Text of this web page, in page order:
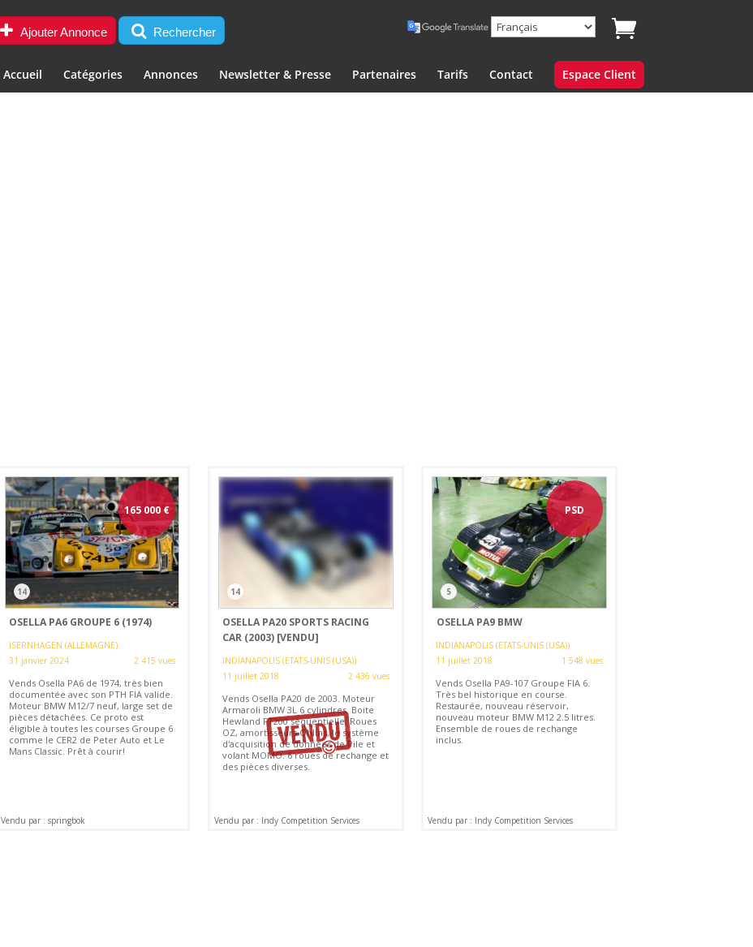
Ajouter Annonce Rechercher
Accueil Catégories Annonces Newsletter & Presse Partenaires Tarifs Contact Espace Client
165 000 €
14
OSELLA PA6 GROUPE 6 (1974)
ISERNHAGEN (ALLEMAGNE)
31 janvier 2024
2 415 vues
Vends Osella PA6 de 1974, très bien
documentée avec son PTH FIA valide.
Moteur BMW M12/7 neuf, large set de
pièces détachées. Ce proto est
éligible à toutes les courses Groupe 6
comme le CER2 de Peter Auto et Le
Mans Classic. Prêt à courir!
Vendu par : springbok
14
OSELLA PA20 SPORTS RACING
CAR (2003) [VENDU]
INDIANAPOLIS (ETATS-UNIS (USA))
11 juillet 2018
2 436 vues
Vends Osella PA20 de 2003. Moteur
Armaroli BMW 3L 6 cylindres. Boite
Hewland FT200 séquentielle. Roues
OZ, amortisseurs Ohlins, le système
d'acquisition de données de Pile et
volant MOMO. 6 roues de rechange et
des pièces diverses.
Vendu par : Indy Competition Services
PSD
5
OSELLA PA9 BMW
INDIANAPOLIS (ETATS-UNIS (USA))
11 juillet 2018
1 548 vues
Vends Osella PA9-107 Groupe FIA 6.
Très bel historique en course.
Restaurée, nouveau réservoir,
nouveau moteur BMW M12 2.5 litres.
Ensemble de roues de rechange
inclus.
Vendu par : Indy Competition Services